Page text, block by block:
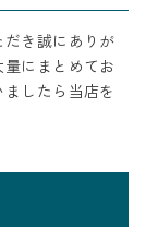
き誠にありが
にまとめてお
したら当店を